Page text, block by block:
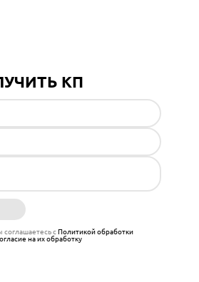
КП
соглашаетесь сПолитикой обработки
на их обработку